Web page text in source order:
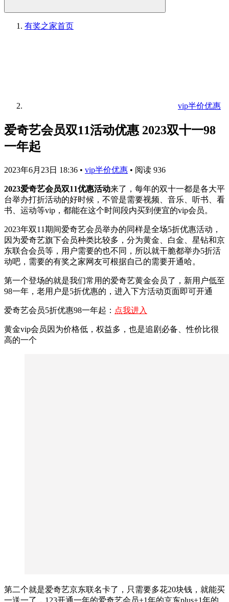
有奖之家首页
vip半价优惠
爱奇艺会员双11活动优惠 2023双十一98
一年起
2023年6月23日 18:36 • vip半价优惠 • 阅读 936
2023爱奇艺会员双11优惠活动来了，每年的双十一都是各大平
台举办打折活动的好时候，不管是需要视频、音乐、听书、看
书、运动等vip，都能在这个时间段内买到便宜的vip会员。
2023年双11期间爱奇艺会员举办的同样是全场5折优惠活动，
因为爱奇艺旗下会员种类比较多，分为黄金、白金、星钻和京
东联合会员等，用户需要的也不同，所以就干脆都举办5折活
动吧，需要的有奖之家网友可根据自己的需要开通哈。
第一个登场的就是我们常用的爱奇艺黄金会员了，新用户低至
98一年，老用户是5折优惠的，进入下方活动页面即可开通
爱奇艺会员5折优惠98一年起： 点我进入
黄金vip会员因为价格低，权益多，也是追剧必备、性价比很
高的一个
第二个就是爱奇艺京东联名卡了，只需要多花20块钱，就能买
一送一了，123开通一年的爱奇艺会员+1年的京东plus+1年的